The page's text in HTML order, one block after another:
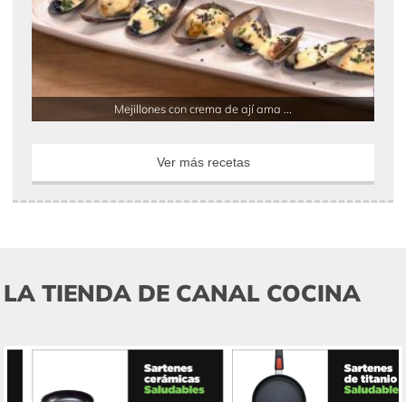
Mejillones con crema de ají ama ...
Ver más recetas
LA TIENDA DE CANAL COCINA